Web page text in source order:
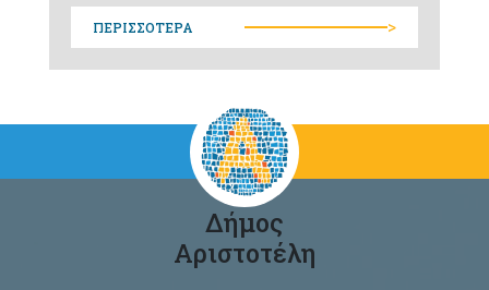
ΠΕΡΙΣΣΟΤΕΡΑ >
Δήμος
Αριστοτέλη